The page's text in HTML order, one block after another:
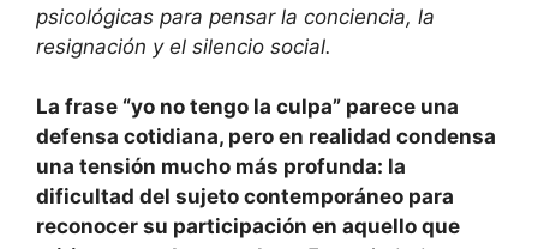
psicológicas para pensar la conciencia, la
resignación y el silencio social.
La frase “yo no tengo la culpa” parece una
defensa cotidiana, pero en realidad condensa
una tensión mucho más profunda: la
dificultad del sujeto contemporáneo para
reconocer su participación en aquello que